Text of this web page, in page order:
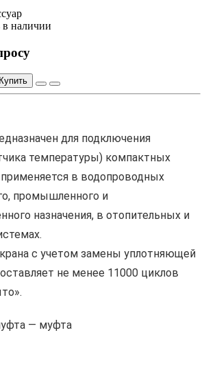
в наличии
Купить
для подключения
температуры) компактных
в водопроводных
промышленного и
назначения, в отопительных и
с учетом замены уплотняющей
не менее 11000 циклов
— муфта